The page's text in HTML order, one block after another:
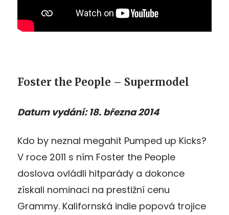
Foster the People – Supermodel
Datum vydání: 18. března 2014
Kdo by neznal megahit Pumped up Kicks?
V roce 2011 s ním Foster the People
doslova ovládli hitparády a dokonce
získali nominaci na prestižní cenu
Grammy. Kalifornská indie popová trojice